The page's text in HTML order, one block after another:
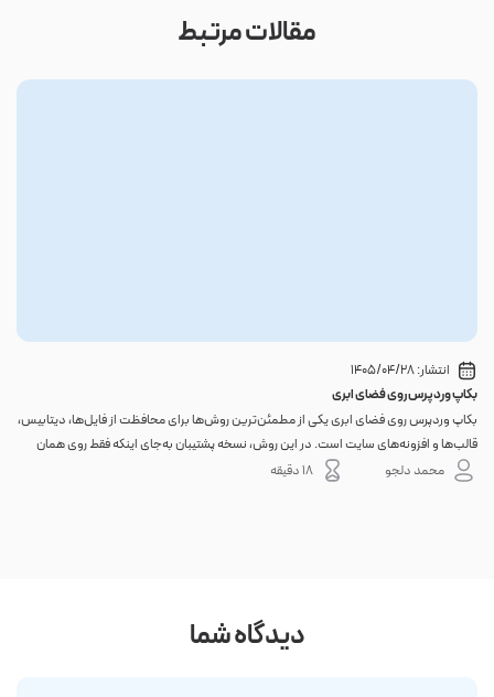
مقالات مرتبط
انتشار:1405/04/28
بکاپ وردپرس روی فضای ابری
بکاپ وردپرس روی فضای ابری یکی از مطمئن‌ترین روش‌ها برای محافظت از فایل‌ها، دیتابیس،
قالب‌ها و افزونه‌های سایت است. در این روش، نسخه پشتیبان به‌جای اینکه فقط روی همان
هاست اصلی باقی بماند، به یک فضای جداگانه منتقل می‌شود؛ بنابراین خرابی سرور، هک
محمد دلجو 18 دقیقه
دیدگاه شما